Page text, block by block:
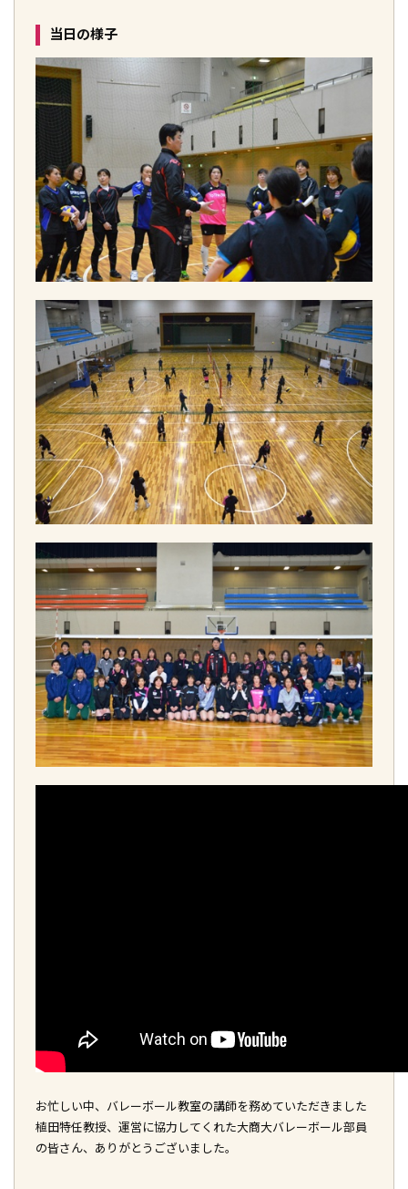
当日の様子
お忙しい中、バレーボール教室の講師を務めていただきました
植田特任教授、運営に協力してくれた大商大バレーボール部員
の皆さん、ありがとうございました。